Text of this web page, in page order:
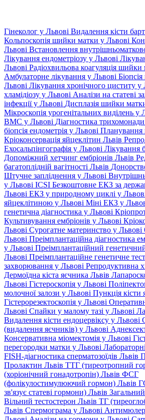
Гінеколог у Львові Видалення кісти
Кольпоскопія шийки матки у Львові
Львові Встановлення
Лікування ендометріозу у Львові
Львові Радіохвильова коагуляція шийки
Амбулаторне лікування у Львові
Львові Лікування хронічного циститу у
хламідіозу у Львові Аналізи на статеві
інфекції у Львові Дисплазія шийки
Мікроскопія урогенітальних виділень у
ВМС у Львові Діагностика
біопсія ендометрія у Львові Планування
Кріоконсервація яйцеклітин Львів
Ехосальпінгографія у Львові Лікування
Допоміжний хетчинг ембріонів Львів
багатоплідній вагітності Львів
Штучне запліднення у Львові
у Львові ICSI Безкоштовне ЕКЗ за
Львові ЕКЗ у природному циклі у
яйцеклітиною у Львові Міні ЕКЗ у
генетична діагностика у Львові
Культивування ембріонів у Львові
Львові Сурогатне материнство у Львові
Львові Преімплантаційна діагностика
у Львові Преімплантаційний
Львові Преімплантаційне генетичне
захворювання у Львові Репродуктивна
Дермоїдна кіста яєчника Львів
Львові Гістероскопія у Львові
молочної залози у Львові Пункція кісти
Гістерорезектоскопія у Львові
Львові Спайки у малому тазі у Львові
Видалення кісти ендоцервіксу у Львові
(видалення яєчників) у Львові
Консервативна міомектомія у Львові
перегородки матки у Львові
FISH-діагностика сперматозоїдів Львів
Пролактин Львів ТТГ (тиреотропний
(хоріонічний гонадотропін) Львів ФСГ
(фолікулостимулюючий гормон) Львів
зв'язує статеві гормони) Львів
Вільний тестостерон Львів ТГ
Львів Спермограма у Львові